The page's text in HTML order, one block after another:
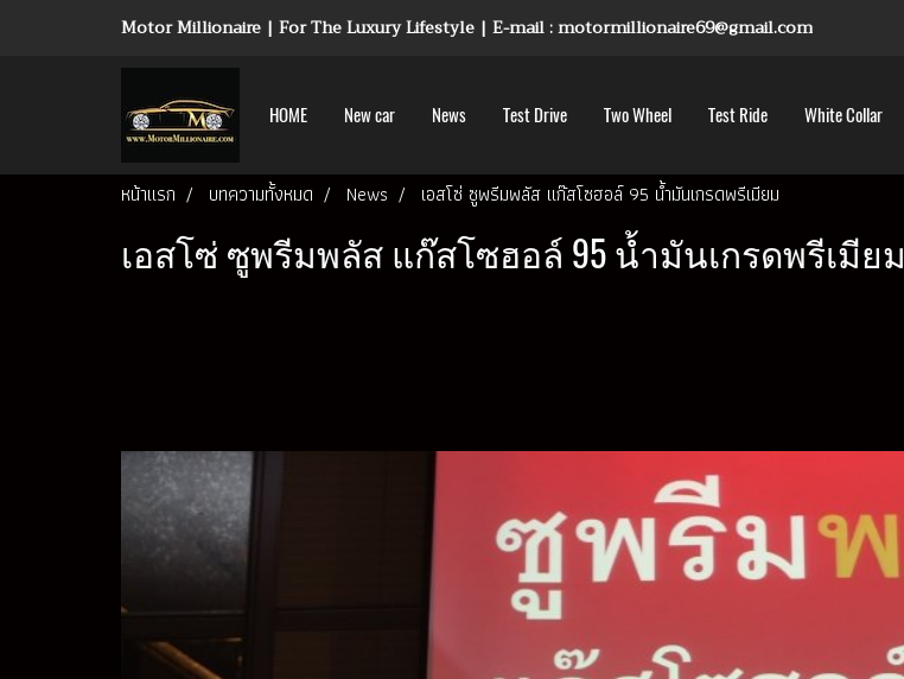
Motor Millionaire | For The Luxury Lifestyle | E-mail : motormillionaire69@gmail.com
HOME New car News Test Drive Two Wheel Test Ride White Collar
หน้าแรก บทความทั้งหมด News เอสโซ่ ซูพรีมพลัส แก๊สโซฮอล์ 95 น้ำมันเกรดพรีเมียม
เอสโซ่ ซูพรีมพลัส แก๊สโซฮอล์ 95 น้ำมันเกรดพรีเมียม